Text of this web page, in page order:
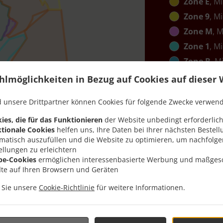
in Bezug auf Cookies auf dieser
unsere Drittpartner können Cookies für folgende Zwecke
die für das Funktionieren der Website unbedingt
Cookies helfen uns, Ihre Daten bei Ihrer nächsten
auszufüllen und die Website zu optimieren, um
zu erleichtern
Cookies ermöglichen interessenbasierte Werbung und
auf Ihren Browsern und Geräten
unsere Cookie-Richtlinie für weitere Informationen.
Zone 9,
Zone M,
Zone 1,
Zone B,
Zone C,
,
Zone 2,
Zone 12,
Zone G,
Zone J,
,
,